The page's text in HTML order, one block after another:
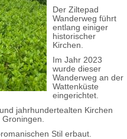
Der Ziltepad
Wanderweg führt
entlang einiger
historischer
Kirchen.
Im Jahr 2023
wurde dieser
Wanderweg an der
Wattenküste
eingerichtet.
jahrhundertealten Kirchen
Stil erbaut.